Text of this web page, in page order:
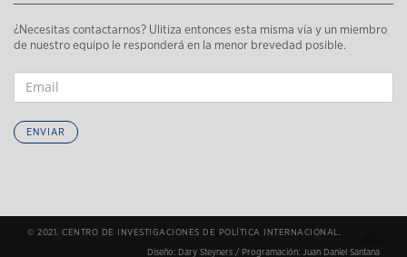
¿Necesitas contactarnos? Ulitiza entonces esta misma vía y un miembro
de nuestro equipo le responderá en la menor brevedad posible.
ENVIAR
© 2021. CENTRO DE INVESTIGACIONES DE POLÍTICA INTERNACIONAL.
Diseño: Dary Steyners / Programación: Juan Daniel Santana